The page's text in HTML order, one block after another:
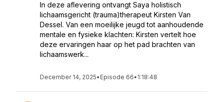
In deze aflevering ontvangt Saya holistisch
lichaamsgericht (trauma)therapeut Kirsten Van
Dessel. Van een moeilijke jeugd tot aanhoudende
mentale en fysieke klachten: Kirsten vertelt hoe
deze ervaringen haar op het pad brachten van
lichaamswerk...
December 14, 2025• Episode 66• 1:18:48